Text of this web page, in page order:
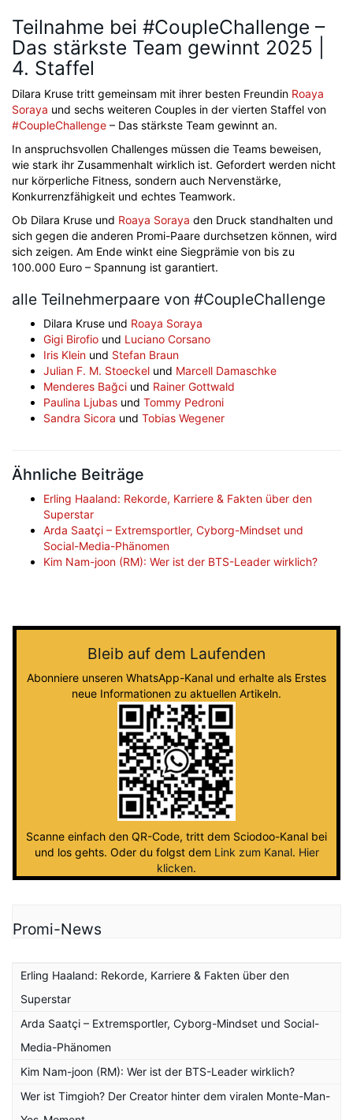
Teilnahme bei #CoupleChallenge –
Das stärkste Team gewinnt 2025 |
4. Staffel
Dilara Kruse tritt gemeinsam mit ihrer besten Freundin Roaya
Soraya und sechs weiteren Couples in der vierten Staffel von
#CoupleChallenge – Das stärkste Team gewinnt an.
In anspruchsvollen Challenges müssen die Teams beweisen,
wie stark ihr Zusammenhalt wirklich ist. Gefordert werden nicht
nur körperliche Fitness, sondern auch Nervenstärke,
Konkurrenzfähigkeit und echtes Teamwork.
Ob Dilara Kruse und Roaya Soraya den Druck standhalten und
sich gegen die anderen Promi-Paare durchsetzen können, wird
sich zeigen. Am Ende winkt eine Siegprämie von bis zu
100.000 Euro – Spannung ist garantiert.
alle Teilnehmerpaare von #CoupleChallenge
Dilara Kruse und Roaya Soraya
Gigi Birofio und Luciano Corsano
Iris Klein und Stefan Braun
Julian F. M. Stoeckel und Marcell Damaschke
Menderes Bağci und Rainer Gottwald
Paulina Ljubas und Tommy Pedroni
Sandra Sicora und Tobias Wegener
Ähnliche Beiträge
Erling Haaland: Rekorde, Karriere & Fakten über den
Superstar
Arda Saatçi – Extremsportler, Cyborg-Mindset und
Social-Media-Phänomen
Kim Nam-joon (RM): Wer ist der BTS-Leader wirklich?
Bleib auf dem Laufenden
Abonniere unseren WhatsApp-Kanal und erhalte als Erstes
neue Informationen zu aktuellen Artikeln.
Scanne einfach den QR-Code, tritt dem Sciodoo-Kanal bei
und los gehts. Oder du folgst dem Link zum Kanal. Hier
klicken.
Promi-News
Erling Haaland: Rekorde, Karriere & Fakten über den
Superstar
Arda Saatçi – Extremsportler, Cyborg-Mindset und Social-
Media-Phänomen
Kim Nam-joon (RM): Wer ist der BTS-Leader wirklich?
Wer ist Timgioh? Der Creator hinter dem viralen Monte-Man-